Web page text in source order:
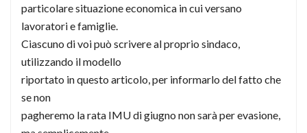
particolare situazione economica in cui versano
lavoratori e famiglie.
Ciascuno di voi può scrivere al proprio sindaco,
utilizzando il modello
riportato in questo articolo, per informarlo del fatto che
se non
pagheremo la rata IMU di giugno non sarà per evasione,